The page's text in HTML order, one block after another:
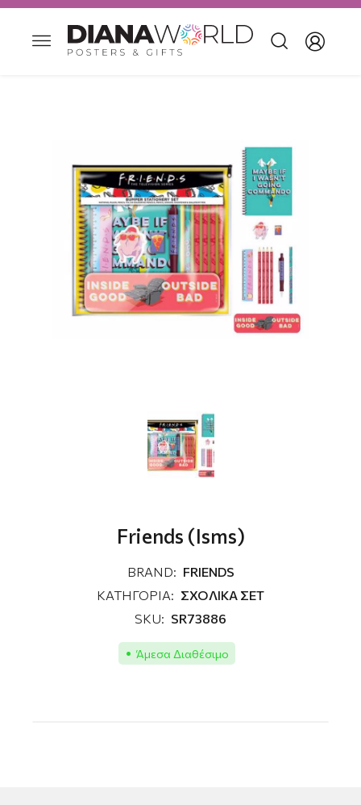
Friends (Isms)
BRAND: FRIENDS
ΚΑΤΗΓΟΡΙΑ: ΣΧΟΛΙΚΑ ΣΕΤ
SKU: SR73886
Άμεσα Διαθέσιμο